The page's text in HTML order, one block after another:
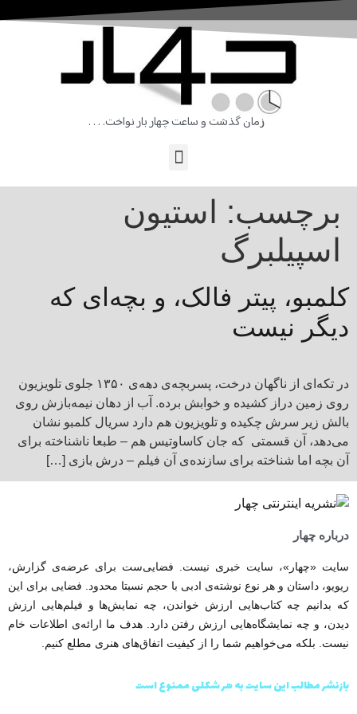
زمان گذشت و ساعت چهار بار نواخت. . . .
برچسب:
استیون
اسپیلبرگ
کلمبو، پيتر فالک، و بچه​‌ای که
ديگر نيست
در تکه‌ای از ناگهان درخت، پسربچه‌ی دهه‌ی ۱۳۵۰ جلوی تلویزیون
روی زمین دراز کشیده و خوابش برده. آب از دهان​ نیمه‌بازش روی
بالش زیر سرش چکیده و تلویزیون هم دارد سریال کلمبو نشان
می‌دهد، آن قسمتی که جان کاساوتیس هم – طبعا ناشناخته برای
آن بچه اما شناخته برای سازنده‌ی آن فیلم – درش بازی […]
درباره چهار
سایت «چهار»، سایت خبری نیست. فضایی‌ست برای عرضه‌ی گزارش‌،
ریویو، داستان و هر نوع نوشته‌ی ادبی با حجم نسبتا محدود. فضایی برای این
که بدانیم چه کتاب‌هایی ارزش خواندن، چه نمایش‌ها و فیلم‌هایی ارزش
دیدن، و چه نمایشگاه‌هایی ارزش رفتن دارد. هدف ما ارائه‌ی اطلاعات خام
نیست. بلکه می‌خواهیم شما را از کیفیت اتفاق‌های هنری مطلع کنیم.
بازنشر مطالب این سایت به هر شکلی ممنوع است